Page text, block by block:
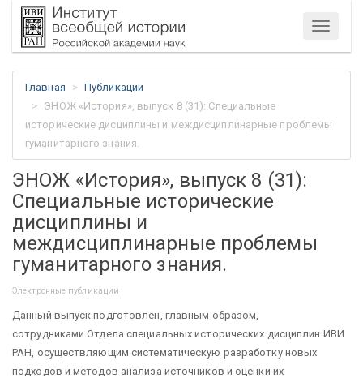
Меню
Главная
Публикации
ЭНОЖ «История», выпуск 8 (31): Специальные
исторические дисциплины и междисциплинарные проблемы
гуманитарного знания.
ЭНОЖ «История», выпуск 8 (31):
Специальные исторические
дисциплины и
междисциплинарные проблемы
гуманитарного знания.
Электронные публикации
Данный выпуск подготовлен, главным образом,
сотрудниками Отдела специальных исторических дисциплин ИВИ
РАН, осуществляющим систематическую разработку новых
подходов и методов анализа источников и оценки их